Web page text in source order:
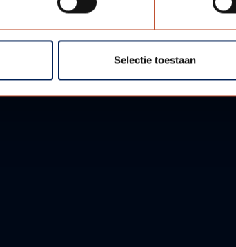
Selectie toestaan
Door unieke oppervlakte structuur en/
weergave is bemonstering op